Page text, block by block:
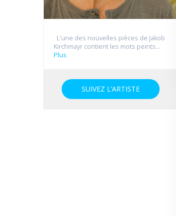
L'une des nouvelles pièces de Jakob
Kirchmayr contient les mots peints...
Plus
SUIVEZ L’ARTISTE